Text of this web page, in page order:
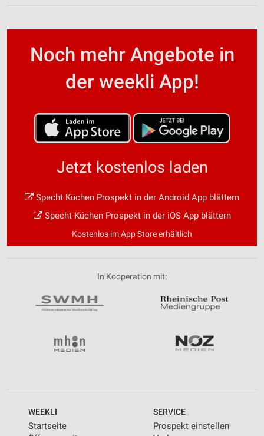
Noch mehr Angebote in
der weekli App!
Jetzt kostenlos laden
Specht Küchen Prospekt in der Android App blättern
Specht Küchen Prospekt in der iOS App blättern
Kostenlos im App Store erhältlich
In Kooperation mit:
WEEKLI
Startseite
SERVICE
Prospekt einstellen